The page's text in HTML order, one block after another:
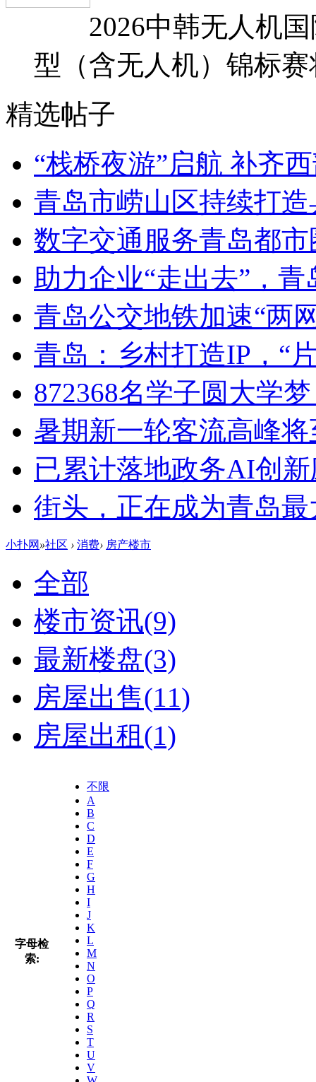
2026中韩无人机国
型（含无人机）锦标
精选帖子
“栈桥夜游”启航 补齐
青岛市崂山区持续打
数字交通服务青岛都
助力企业“走出去”，
青岛公交地铁加速“两
青岛：乡村打造IP，“
872368名学子圆大学
暑期新一轮客流高峰
已累计落地政务AI创
街头，正在成为青岛最
小扑网 »社区 › 消费› 房产楼市
全部
楼市资讯(9)
最新楼盘(3)
房屋出售(11)
房屋出租(1)
字母检
索:
不限
A
B
C
D
E
F
G
H
I
J
K
L
M
N
O
P
Q
R
S
T
U
V